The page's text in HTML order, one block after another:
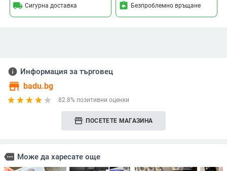
local_shipping Сигурна доставка assignment_return Безпроблемно връщане
info Информация за търговец
store badu.bg
82.8% позитивни оценки
storefront ПОСЕТЕТЕ МАГАЗИНА
more Може да харесате още